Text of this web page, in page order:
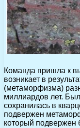
Команда пришла к
возникает в
(метаморфизма)
миллиардов лет.
сохранилась в
подвержен
который подвержен